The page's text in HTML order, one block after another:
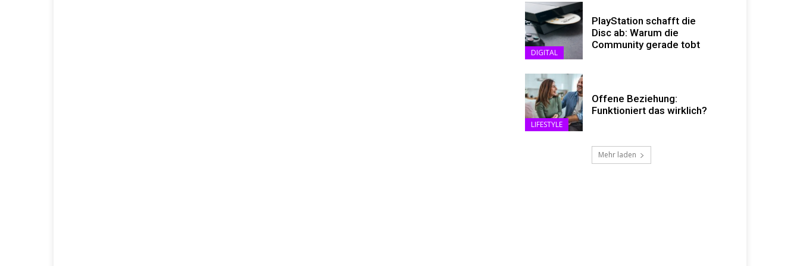
DIGITAL
PlayStation schafft die
Disc ab: Warum die
Community gerade tobt
LIFESTYLE
Offene Beziehung:
Funktioniert das wirklich?
Mehr laden